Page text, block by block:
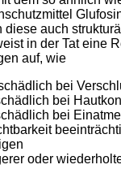
diese auch
in der Tat eine
auf, wie
bei
bei
bei
oder